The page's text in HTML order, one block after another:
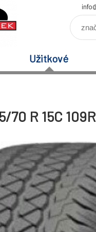
Užitkové
70 R 15C 109R